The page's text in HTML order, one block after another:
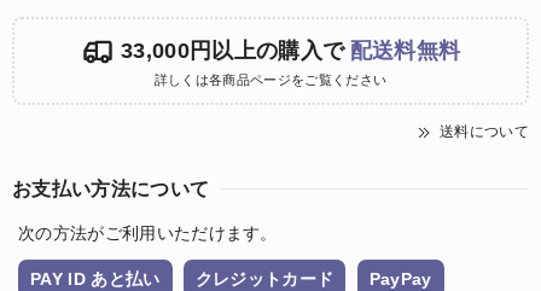
33,000円以上の購入で 配送料無料
詳しくは各商品ページをご覧ください
送料について
お支払い方法について
次の方法がご利用いただけます。
PAY ID あと払い クレジットカード PayPay